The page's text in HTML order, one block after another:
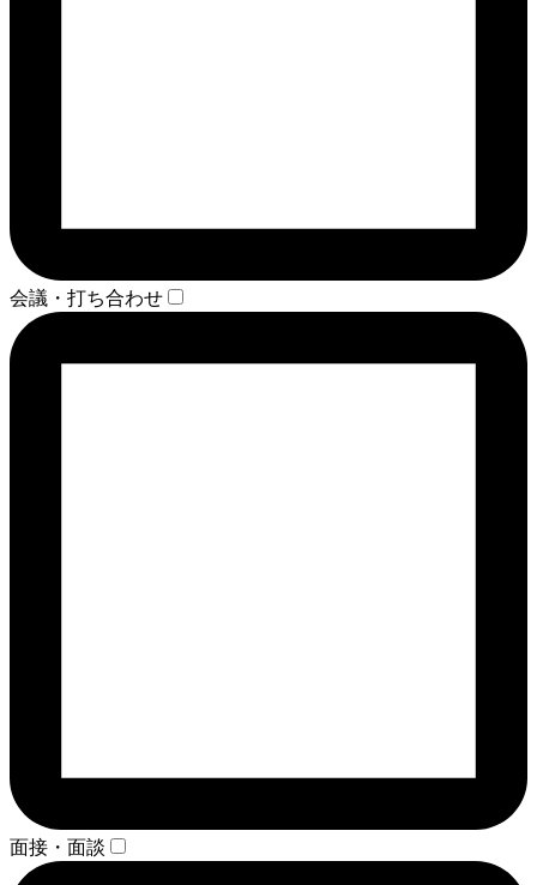
会議・打ち合わせ
面接・面談